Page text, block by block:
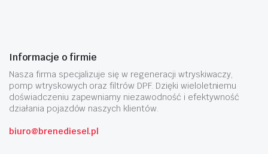
Informacje o firmie
Nasza firma specjalizuje się w regeneracji wtryskiwaczy,
pomp wtryskowych oraz filtrów DPF. Dzięki wieloletniemu
doświadczeniu zapewniamy niezawodność i efektywność
działania pojazdów naszych klientów.
biuro@brenediesel.pl